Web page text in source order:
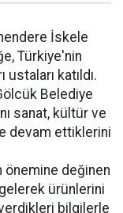
İskele
Türkiye'nin
katıldı.
Belediye
sanat, kültür ve
devam ettiklerini
önemine değinen
ürünlerini
bilgilerle